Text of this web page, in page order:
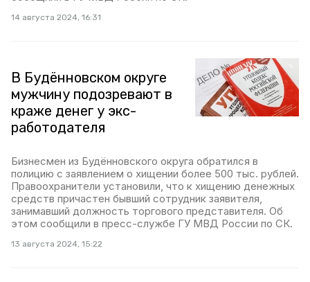
14 августа 2024, 16:31
В Будённовском округе
мужчину подозревают в
краже денег у экс-
работодателя
Бизнесмен из Будённовского округа обратился в
полицию с заявлением о хищении более 500 тыс. рублей.
Правоохранители установили, что к хищению денежных
средств причастен бывший сотрудник заявителя,
занимавший должность торгового представителя. Об
этом сообщили в пресс-службе ГУ МВД России по СК.
13 августа 2024, 15:22